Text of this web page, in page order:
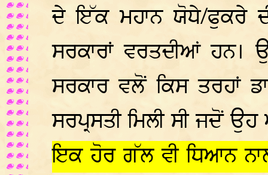
ਦੇ ਇੱਕ ਮਹਾਨ ਯੋਧੇ/ਫੁਕਰੇ
ਸਰਕਾਰਾਂ ਵਰਤਦੀਆਂ
ਸਰਕਾਰ ਵਲੋਂ ਕਿਸ ਤਰਹਾਂ
ਸਰਪ੍ਰਸਤੀ ਮਿਲੀ ਸੀ ਜਦੋਂ
ਇਕ ਹੋਰ ਗੱਲ ਵੀ ਧਿਆਨ